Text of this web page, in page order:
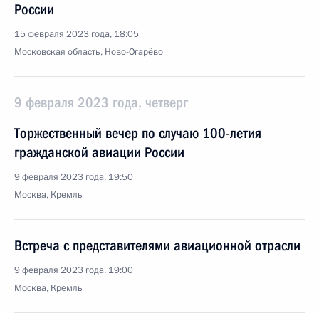
России
15 февраля 2023 года, 18:05
Московская область, Ново-Огарёво
9 февраля 2023 года, четверг
Торжественный вечер по случаю 100-летия
гражданской авиации России
9 февраля 2023 года, 19:50
Москва, Кремль
Встреча с представителями авиационной отрасли
9 февраля 2023 года, 19:00
Москва, Кремль